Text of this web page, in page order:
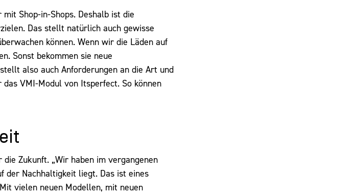
Shop-in-Shops. Deshalb ist die
Das stellt natürlich auch gewisse
können. Wenn wir die Läden auf
Sonst bekommen sie neue
also auch Anforderungen an die Art und
VMI-Modul von Itsperfect. So können
Zukunft. „Wir haben im vergangenen
der Nachhaltigkeit liegt. Das ist eines
vielen neuen Modellen, mit neuen